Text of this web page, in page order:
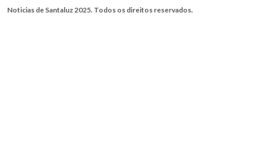
Noticias de Santaluz 2025. Todos os direitos reservados.